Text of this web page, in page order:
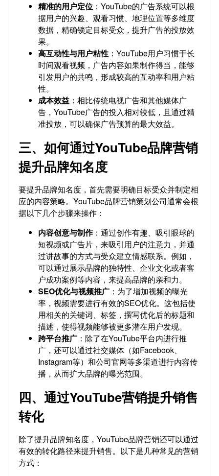
精准的用户定位 ：YouTube的广告系统可以根
据用户的兴趣、观看习惯、地理位置等多维度
数据，精确锁定目标受众，提升广告的投放效
果。
高互动性与用户粘性 ：YouTube用户习惯于长
时间观看视频，广告内容如果制作得当，能够
引发用户的共鸣，形成较高的互动率和用户粘
性。
成本效益 ：相比传统电视广告和其他媒体广
告，YouTube广告的投入相对较低，且通过精
准投放，可以确保广告预算的最大效益。
三、如何通过YouTube品牌营销
提升品牌知名度
要提升品牌知名度，首先需要明确目标受众并制定相
应的内容策略。YouTube品牌营销策划公司通常会根
据以下几个步骤来操作：
内容创意与制作：通过创作有趣、吸引眼球的
短视频或广告片，来吸引用户的注意力，并通
过讲故事的方式与受众建立情感联系。例如，
可以通过展示品牌的独特性、企业文化或者客
户成功案例等内容，来提高品牌的亲和力。
SEO优化与视频推广 ：为了增加视频的曝光
率，视频需要进行有效的SEO优化。这包括使
用相关的关键词、标签，撰写优化后的标题和
描述，使得视频能够被更多潜在用户发现。
跨平台推广 ：除了在YouTube平台内进行推
广，还可以通过社交媒体（如Facebook、
Instagram等）和公司官网等多渠道进行内容传
播，从而扩大品牌的曝光范围。
四、通过YouTube营销提升销售
转化
除了提升品牌知名度，YouTube品牌营销还可以通过
有效的转化路径来提升销售。以下是几种常见的营销
方式：